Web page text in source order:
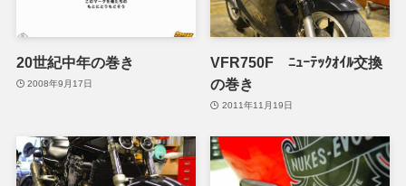
20世紀中年の巻き
2008年9月17日
VFR750F ﾆｭｰﾃｯｸｵｲﾙ交換
の巻き
2011年11月19日